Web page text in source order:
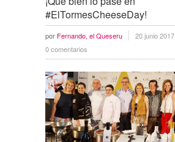
#ElTormesCheeseDay!
por Fernando, el Queseru
20 junio 2017
0 comentarios